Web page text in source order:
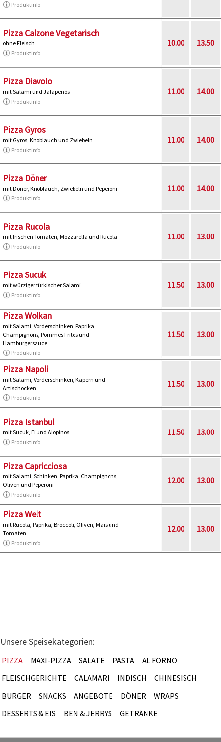
Produktinfo
Pizza Calzone Vegetarisch
ohne Fleisch
Produktinfo
10.00 13.50
Pizza Diavolo
mit Salami und Jalapenos
Produktinfo
11.00 14.00
Pizza Gyros
mit Gyros, Knoblauch und Zwiebeln
Produktinfo
11.00 14.00
Pizza Döner
mit Döner, Knoblauch, Zwiebeln und Peperoni
Produktinfo
11.00 14.00
Pizza Rucola
mit frischen Tomaten, Mozzarella und Rucola
Produktinfo
11.00 13.00
Pizza Sucuk
mit würziger türkischer Salami
Produktinfo
11.50 13.00
Pizza Wolkan
mit Salami, Vorderschinken, Paprika,
Champignons, Pommes Frites und
Hamburgersauce
Produktinfo
11.50 13.00
Pizza Napoli
mit Salami, Vorderschinken, Kapern und
Artischocken
Produktinfo
11.50 13.00
Pizza Istanbul
mit Sucuk, Ei und Alopinos
Produktinfo
11.50 13.00
Pizza Capricciosa
mit Salami, Schinken, Paprika, Champignons,
Oliven und Peperoni
Produktinfo
12.00 13.00
Pizza Welt
mit Rucola, Paprika, Broccoli, Oliven, Mais und
Tomaten
Produktinfo
12.00 13.00
Unsere Speisekategorien:
PIZZA MAXI-PIZZA SALATE PASTA
AL FORNO
FLEISCHGERICHTE
CALAMARI INDISCH
CHINESISCH
BURGER
SNACKS ANGEBOTE DÖNER
WRAPS
DESSERTS & EIS
BEN & JERRYS GETRÄNKE